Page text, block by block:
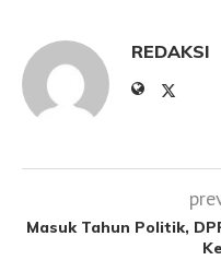
REDAKSI
Masuk Tahun Politik,